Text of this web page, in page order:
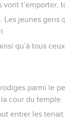
t’emporter,
Les jeunes gens
qu’à tous
parmi le
cour du temple.
entier les